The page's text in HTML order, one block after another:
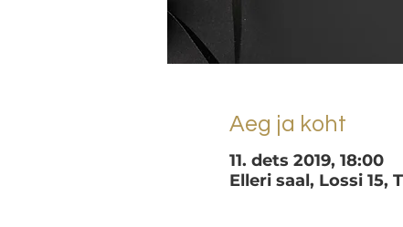
Aeg ja koht
11. dets 2019, 18:00
Elleri saal, Lossi 15,